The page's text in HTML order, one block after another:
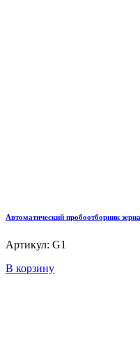
Автоматический пробоотборник
Артикул: G1
В корзину